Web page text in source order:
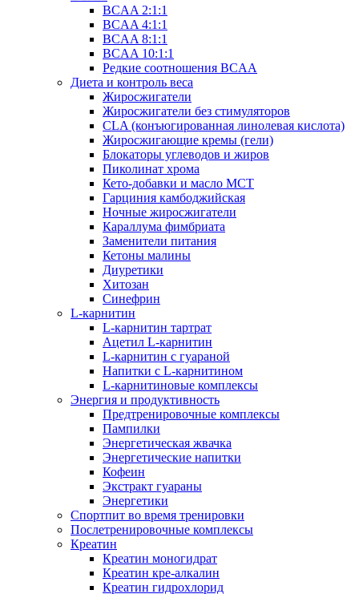
BCAA 2:1:1
BCAA 4:1:1
BCAA 8:1:1
BCAA 10:1:1
Редкие соотношения BCAA
Диета и контроль веса
Жиросжигатели
Жиросжигатели без стимуляторов
CLA (конъюгированная линолевая кислота)
Жиросжигающие кремы (гели)
Блокаторы углеводов и жиров
Пиколинат хрома
Кето-добавки и масло МСТ
Гарциния камбоджийская
Ночные жиросжигатели
Караллума фимбриата
Заменители питания
Кетоны малины
Диуретики
Хитозан
Синефрин
L-карнитин
L-карнитин тартрат
Ацетил L-карнитин
L-карнитин с гуараной
Напитки c L-карнитином
L-карнитиновые комплексы
Энергия и продуктивность
Предтренировочные комплексы
Пампилки
Энергетическая жвачка
Энергетические напитки
Кофеин
Экстракт гуараны
Энергетики
Спортпит во время тренировки
Послетренировочные комплексы
Креатин
Креатин моногидрат
Креатин кре-алкалин
Креатин гидрохлорид